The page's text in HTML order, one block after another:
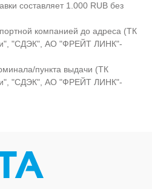
составляет 1.000 RUB без
компанией до адреса (ТК
"СДЭК", АО "ФРЕЙТ ЛИНК"-
пункта выдачи (ТК
"СДЭК", АО "ФРЕЙТ ЛИНК"-